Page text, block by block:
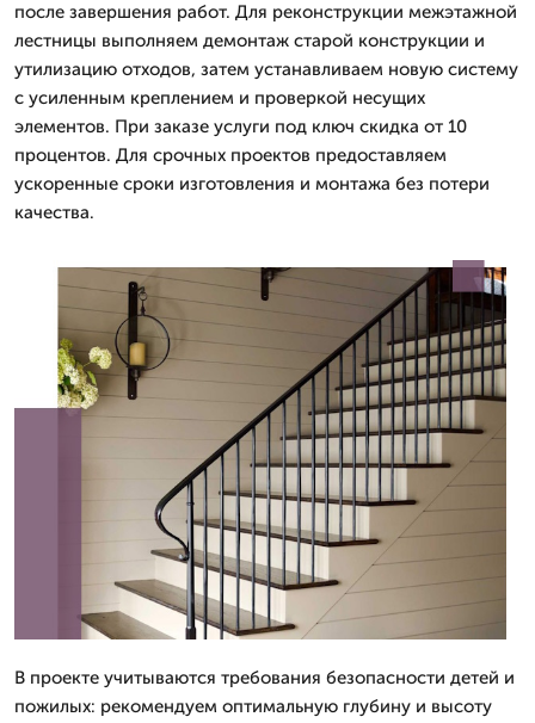
после завершения работ. Для реконструкции межэтажной
лестницы выполняем демонтаж старой конструкции и
утилизацию отходов, затем устанавливаем новую систему
с усиленным креплением и проверкой несущих
элементов. При заказе услуги под ключ скидка от 10
процентов. Для срочных проектов предоставляем
ускоренные сроки изготовления и монтажа без потери
качества.
В проекте учитываются требования безопасности детей и
пожилых: рекомендуем оптимальную глубину и высоту